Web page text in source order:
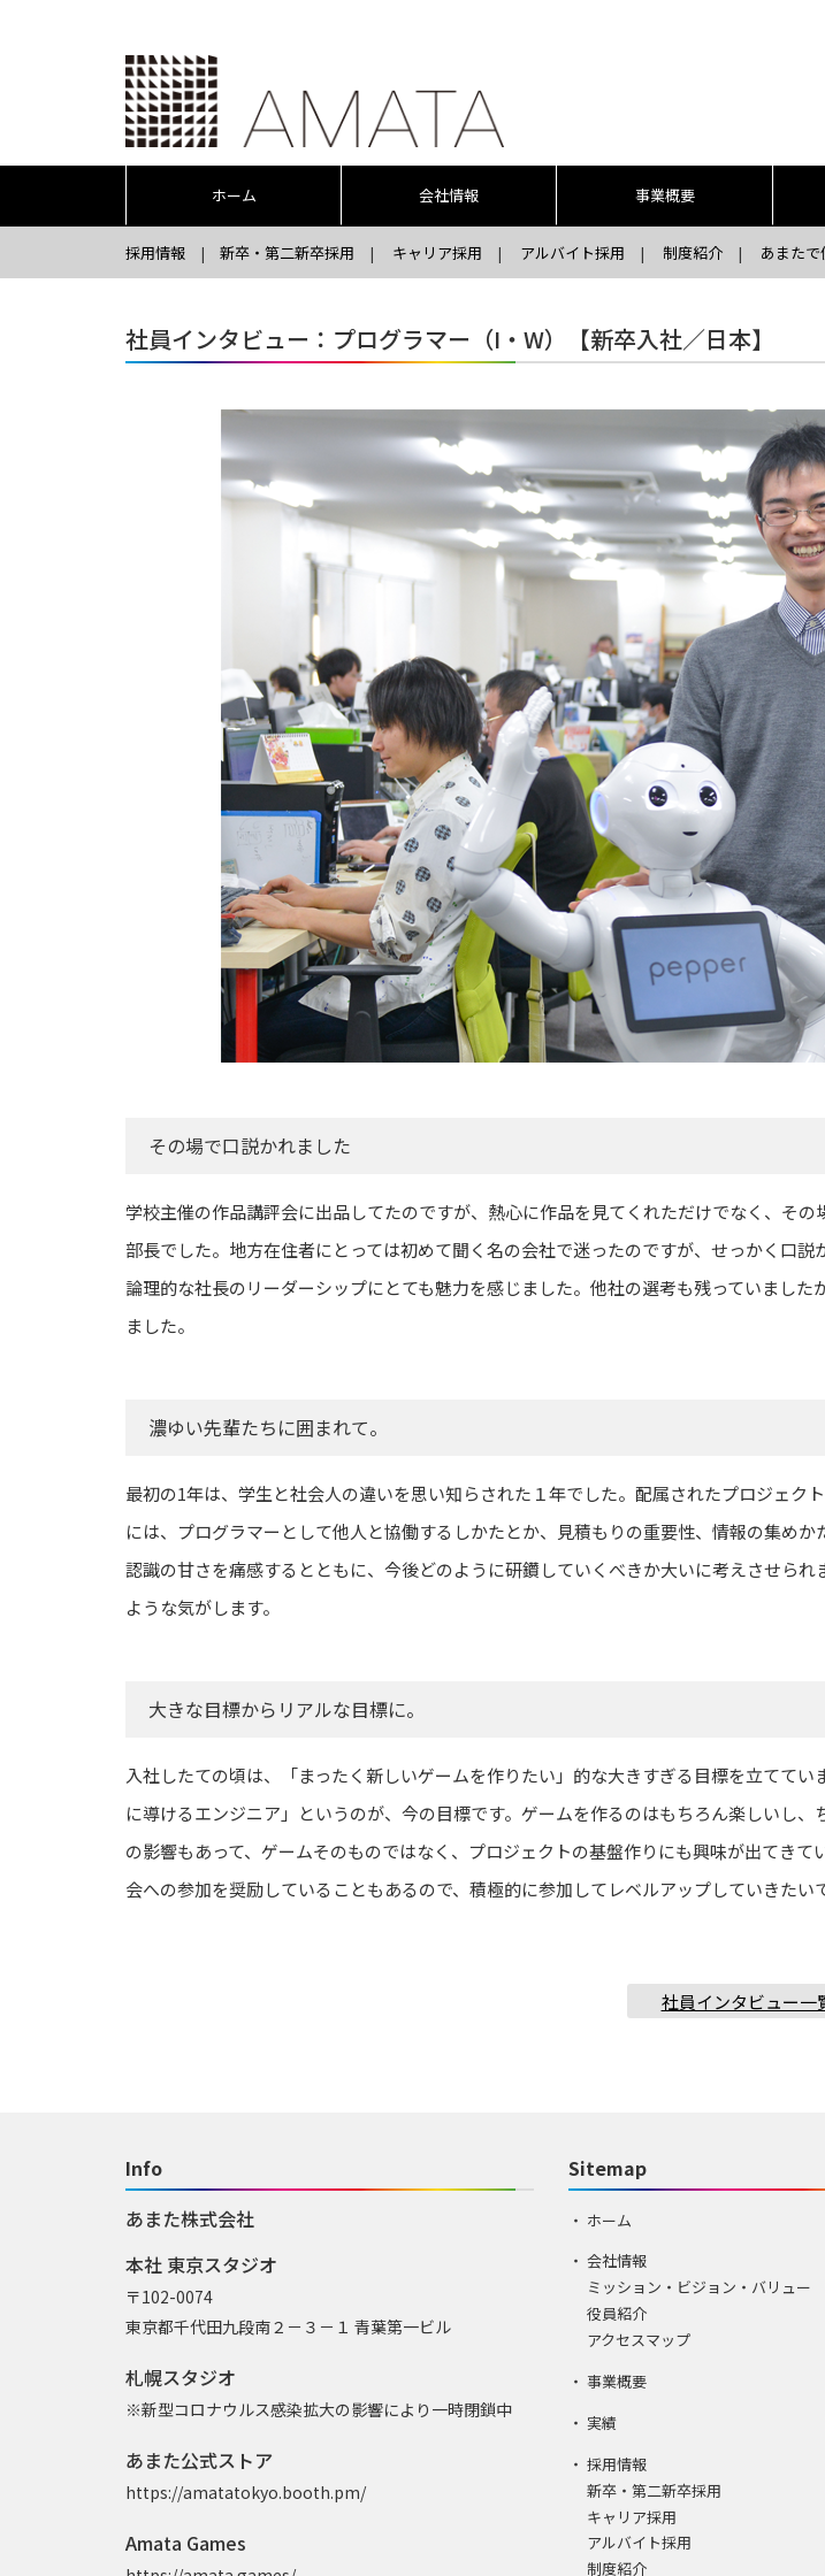
ホーム 会社情報 事業概要
採用情報 新卒・第二新卒採用 キャリア採用 アルバイト採用 制度紹介 あまたで
社員インタビュー：プログラマー（I・W）【新卒入社／日本】
その場で口説かれました
学校主催の作品講評会に出品してたのですが、熱心に作品を見てくれただけでなく、そ
部長でした。地方在住者にとっては初めて聞く名の会社で迷ったのですが、せっかく口
論理的な社長のリーダーシップにとても魅力を感じました。他社の選考も残っていまし
ました。
濃ゆい先輩たちに囲まれて。
最初の1年は、学生と社会人の違いを思い知らされた１年でした。配属されたプロジェ
には、プログラマーとして他人と協働するしかたとか、見積もりの重要性、情報の集め
認識の甘さを痛感するとともに、今後どのように研鑽していくべきか大いに考えさせら
ような気がします。
大きな目標からリアルな目標に。
入社したての頃は、「まったく新しいゲームを作りたい」的な大きすぎる目標を立てて
に導けるエンジニア」というのが、今の目標です。ゲームを作るのはもちろん楽しいし
の影響もあって、ゲームそのものではなく、プロジェクトの基盤作りにも興味が出てき
会への参加を奨励していることもあるので、積極的に参加してレベルアップしていきたい
社員インタビュー一
Info
あまた株式会社
本社 東京スタジオ
〒102-0074
東京都千代田九段南２－３－１ 青葉第一ビル
札幌スタジオ
※新型コロナウルス感染拡大の影響により一時閉鎖中
あまた公式ストア
https://amatatokyo.booth.pm/
Amata Games
Sitemap
ホーム
会社情報
ミッション・ビジョン・バリュー
役員紹介
アクセスマップ
事業概要
実績
採用情報
新卒・第二新卒採用
キャリア採用
アルバイト採用
制度紹介